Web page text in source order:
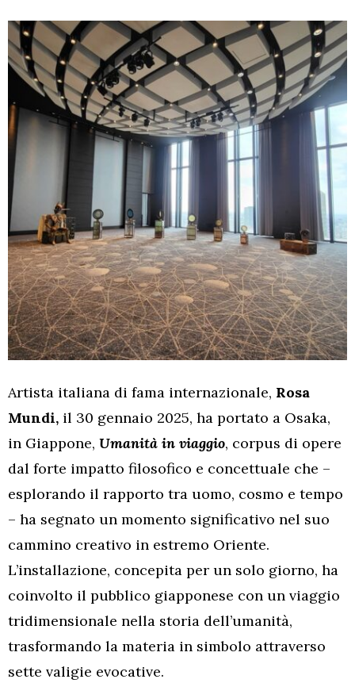
Artista italiana di fama internazionale, Rosa
Mundi, il 30 gennaio 2025, ha portato a Osaka,
in Giappone, Umanità in viaggio, corpus di opere
dal forte impatto filosofico e concettuale che –
esplorando il rapporto tra uomo, cosmo e tempo
– ha segnato un momento significativo nel suo
cammino creativo in estremo Oriente.
L’installazione, concepita per un solo giorno, ha
coinvolto il pubblico giapponese con un viaggio
tridimensionale nella storia dell’umanità,
trasformando la materia in simbolo attraverso
sette valigie evocative.